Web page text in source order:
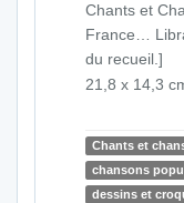
Chants et
France…
du recueil.]
21,8 x 14,3
Chants et
chansons
dessins et